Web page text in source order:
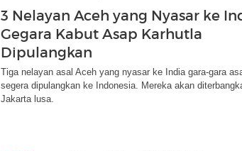
3 Nelayan Aceh yang Nyasar ke
Gegara Kabut Asap Karhutla
Dipulangkan
Tiga nelayan asal Aceh yang nyasar ke India gara-gara
segera dipulangkan ke Indonesia. Mereka akan
Jakarta lusa.